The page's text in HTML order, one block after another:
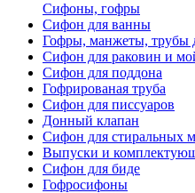
Сифоны, гофры
Сифон для ванны
Гофры, манжеты, трубы
Сифон для раковин и
Сифон для поддона
Гофрированая труба
Сифон для писсуаров
Донный клапан
Сифон для стиральных
Выпуски и
Сифон для биде
Гофросифоны